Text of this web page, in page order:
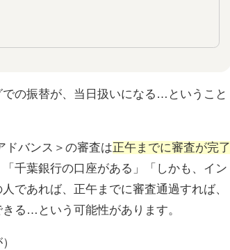
の振替が、当日扱いになる…ということ
ドバンス＞の審査は正午までに審査が完了
千葉銀行の口座がある」「しかも、イン
であれば、正午までに審査通過すれば、
る…という可能性があります。